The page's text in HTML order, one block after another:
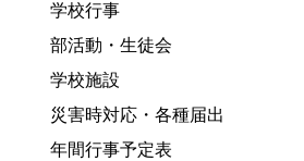
学校行事
部活動・生徒会
学校施設
災害時対応・各種届出
年間行事予定表